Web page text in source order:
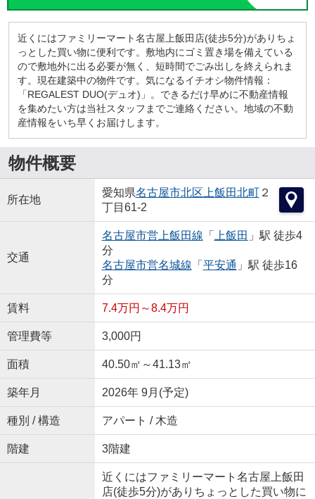
近くにはファミリーマート名古屋上飯田店(徒歩5分)がありちょ
っとした買い物に便利です。敷地内にゴミ置き場を備えている
ので敷地外に出る必要が無く、短時間でごみ出しを終えられま
す。現在建築中の物件です。気になるイチオシ物件情報：
「REGALEST DUO(デュオ)」。できるだけ早めに不動産情報
を集めたい方は当社スタッフまでご連絡ください。地域の不動
産情報をいち早くお届けします。
物件概要
所在地
愛知県名古屋市北区上飯田北町２
丁目61-2
交通
名古屋市営上飯田線 「 上飯田 」駅 徒歩4
分
名古屋市営名城線 「 平安通 」駅 徒歩16
分
賃料 7.4万円～8.4万円
管理費等 3,000円
面積 40.50㎡～41.13㎡
築年月 2026年 9月(予定)
種別 / 構造 アパート / 木造
階建 3階建
近くにはファミリーマート名古屋上飯田
店(徒歩5分)がありちょっとした買い物に